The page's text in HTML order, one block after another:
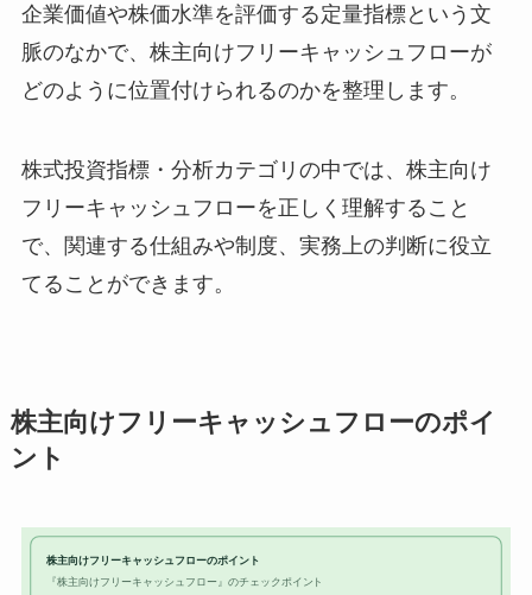
企業価値や株価水準を評価する定量指標という文
脈のなかで、株主向けフリーキャッシュフローが
どのように位置付けられるのかを整理します。
株式投資指標・分析カテゴリの中では、株主向け
フリーキャッシュフローを正しく理解すること
で、関連する仕組みや制度、実務上の判断に役立
てることができます。
株主向けフリーキャッシュフローのポイ
ント
株主向けフリーキャッシュフローのポイント
『株主向けフリーキャッシュフロー』のチェックポイント